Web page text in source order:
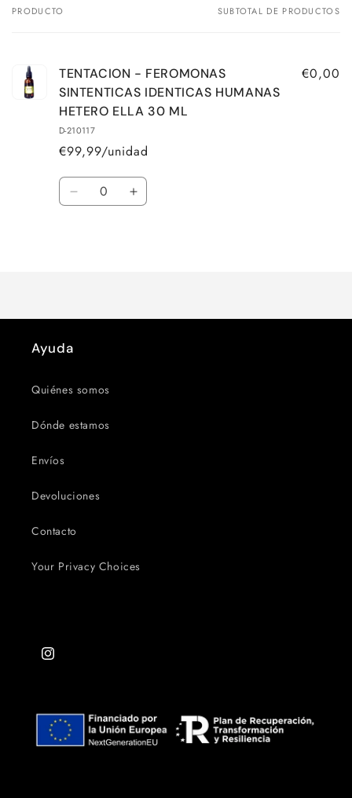
Tu
PRODUCTO SUBTOTAL DE PRODUCTOS
TENTACION - FEROMONAS
SINTENTICAS IDENTICAS HUMANAS
HETERO ELLA 30 ML
D-210117
€99,99/unidad
€0,00
Cantidad
Reducir
Aumentar
Ayuda
Quiénes somos
Dónde estamos
Envíos
Devoluciones
Contacto
Your Privacy Choices
Instagram